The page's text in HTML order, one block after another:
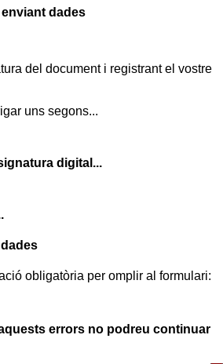
dades
del document i registrant el vostre
uns segons...
digital...
obligatòria per omplir al formulari:
errors no podreu continuar